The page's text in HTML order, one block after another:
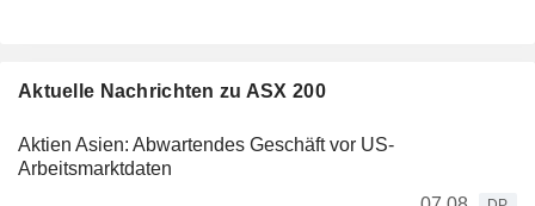
Aktuelle Nachrichten zu ASX 200
Aktien Asien: Abwartendes Geschäft vor US-
Arbeitsmarktdaten